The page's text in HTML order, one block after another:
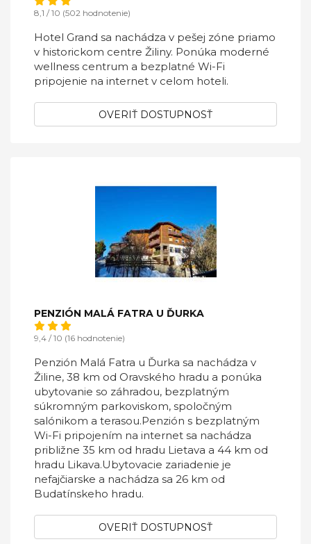
8,1 / 10 (502 hodnotenie)
Hotel Grand sa nachádza v pešej zóne priamo
v historickom centre Žiliny. Ponúka moderné
wellness centrum a bezplatné Wi-Fi
pripojenie na internet v celom hoteli.
OVERIŤ DOSTUPNOSŤ
PENZIÓN MALÁ FATRA U ĎURKA
9,4 / 10 (16 hodnotenie)
Penzión Malá Fatra u Ďurka sa nachádza v
Žiline, 38 km od Oravského hradu a ponúka
ubytovanie so záhradou, bezplatným
súkromným parkoviskom, spoločným
salónikom a terasou.Penzión s bezplatným
Wi-Fi pripojením na internet sa nachádza
približne 35 km od hradu Lietava a 44 km od
hradu Likava.Ubytovacie zariadenie je
nefajčiarske a nachádza sa 26 km od
Budatínskeho hradu.
OVERIŤ DOSTUPNOSŤ